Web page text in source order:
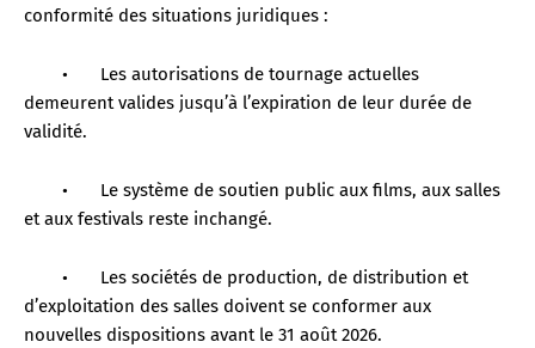
conformité des situations juridiques :
•
Les autorisations de tournage actuelles
demeurent valides jusqu’à l’expiration de leur durée de
validité.
•
Le système de soutien public aux films, aux salles
et aux festivals reste inchangé.
•
Les sociétés de production, de distribution et
d’exploitation des salles doivent se conformer aux
nouvelles dispositions avant le 31 août 2026.